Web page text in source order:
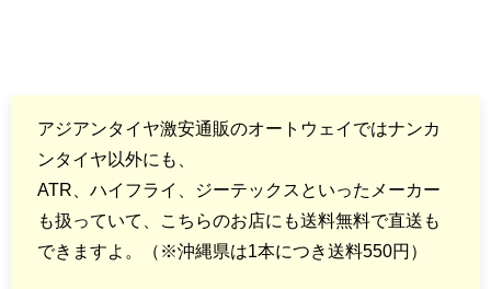
アジアンタイヤ激安通販のオートウェイではナンカ
ンタイヤ以外にも、
ATR、ハイフライ、ジーテックスといったメーカー
も扱っていて、こちらのお店にも送料無料で直送も
できますよ。（※沖縄県は1本につき送料550円）